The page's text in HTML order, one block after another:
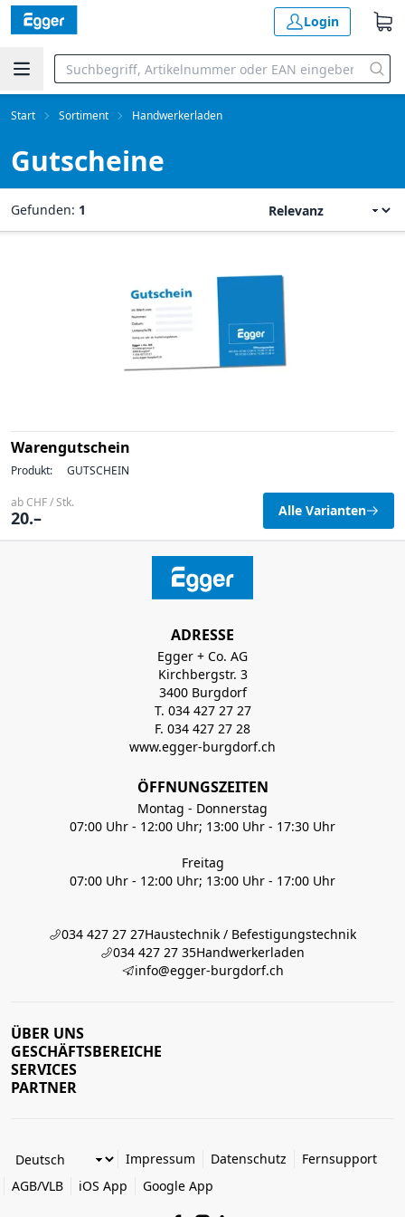
Login
Start Sortiment Handwerkerladen
Gutscheine
Gefunden: 1
Warengutschein
Produkt: GUTSCHEIN
ab CHF / Stk.
20.– Alle Varianten
ADRESSE
Egger + Co. AG
Kirchbergstr. 3
3400 Burgdorf
T. 034 427 27 27
F. 034 427 27 28
www.egger-burgdorf.ch
ÖFFNUNGSZEITEN
Montag - Donnerstag
07:00 Uhr - 12:00 Uhr; 13:00 Uhr - 17:30 Uhr
Freitag
07:00 Uhr - 12:00 Uhr; 13:00 Uhr - 17:00 Uhr
034 427 27 27Haustechnik / Befestigungstechnik
034 427 27 35Handwerkerladen
info@egger-burgdorf.ch
ÜBER UNS
GESCHÄFTSBEREICHE
SERVICES
PARTNER
Impressum Datenschutz
Fernsupport
AGB/VLB
iOS App Google App